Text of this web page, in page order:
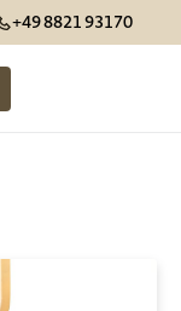
+49 8821 93170